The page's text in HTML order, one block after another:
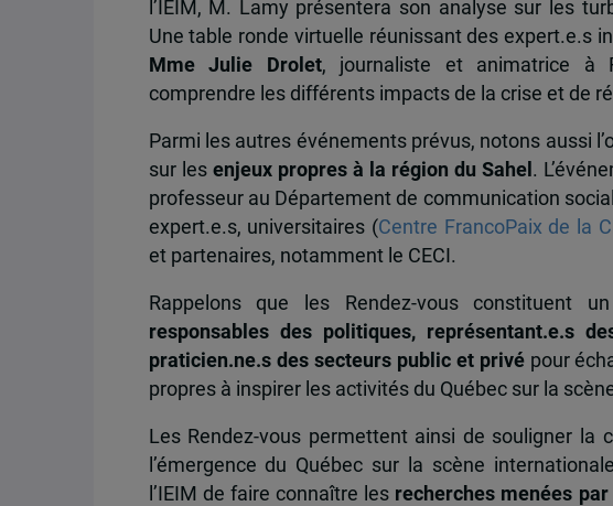
l’IEIM, M. Lamy présentera son analyse sur les
Une table ronde virtuelle réunissant des expert.e.s
Mme Julie Drolet, journaliste et animatrice à
comprendre les différents impacts de la crise et de
Parmi les autres événements prévus, notons aussi
sur les enjeux propres à la région du Sahel .
professeur au Département de communication
expert.e.s, universitaires (Centre FrancoPaix de la
et partenaires, notamment le CECI.
Rappelons que les Rendez-vous constituent un
responsables des politiques, représentant.e.s
praticien.ne.s des secteurs public et privépour
propres à inspirer les activités du Québec sur la
Les Rendez-vous permettent ainsi de souligner la
l’émergence du Québec sur la scène
l’IEIM de faire connaître les recherches menées